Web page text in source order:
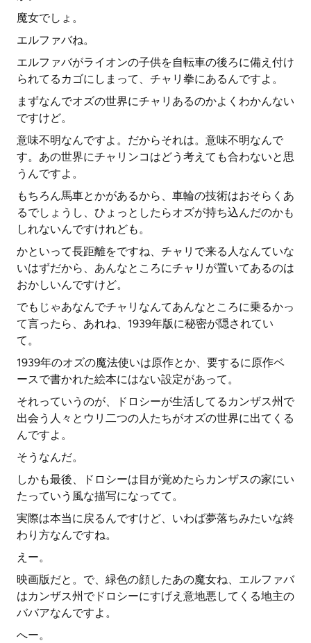
魔女でしょ。
エルファバね。
エルファバがライオンの子供を自転車の後ろに備え付け
られてるカゴにしまって、チャリ拳にあるんですよ。
まずなんでオズの世界にチャリあるのかよくわかんない
ですけど。
意味不明なんですよ。だからそれは。意味不明なんで
す。あの世界にチャリンコはどう考えても合わないと思
うんですよ。
もちろん馬車とかがあるから、車輪の技術はおそらくあ
るでしょうし、ひょっとしたらオズが持ち込んだのかも
しれないんですけれども。
かといって長距離をですね、チャリで来る人なんていな
いはずだから、あんなところにチャリが置いてあるのは
おかしいんですけど。
でもじゃあなんでチャリなんてあんなところに乗るかっ
て言ったら、あれね、1939年版に秘密が隠されてい
て。
1939年のオズの魔法使いは原作とか、要するに原作ベ
ースで書かれた絵本にはない設定があって。
それっていうのが、ドロシーが生活してるカンザス州で
出会う人々とウリ二つの人たちがオズの世界に出てくる
んですよ。
そうなんだ。
しかも最後、ドロシーは目が覚めたらカンザスの家にい
たっていう風な描写になってて。
実際は本当に戻るんですけど、いわば夢落ちみたいな終
わり方なんですね。
えー。
映画版だと。で、緑色の顔したあの魔女ね、エルファバ
はカンザス州でドロシーにすげえ意地悪してくる地主の
ババアなんですよ。
へー。